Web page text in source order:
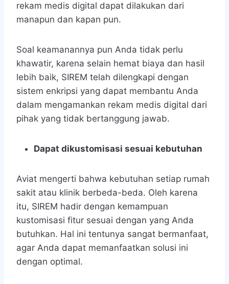
rekam medis digital dapat dilakukan dari
manapun dan kapan pun.
Soal keamanannya pun Anda tidak perlu
khawatir, karena selain hemat biaya dan hasil
lebih baik, SIREM telah dilengkapi dengan
sistem enkripsi yang dapat membantu Anda
dalam mengamankan rekam medis digital dari
pihak yang tidak bertanggung jawab.
Dapat dikustomisasi sesuai kebutuhan
Aviat mengerti bahwa kebutuhan setiap rumah
sakit atau klinik berbeda-beda. Oleh karena
itu, SIREM hadir dengan kemampuan
kustomisasi fitur sesuai dengan yang Anda
butuhkan. Hal ini tentunya sangat bermanfaat,
agar Anda dapat memanfaatkan solusi ini
dengan optimal.